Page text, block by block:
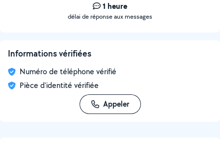
1 heure
délai de réponse aux messages
Informations vérifiées
Numéro de téléphone vérifié
Pièce d'identité vérifiée
Appeler